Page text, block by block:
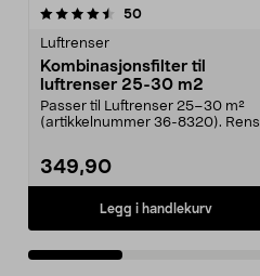
50anmeldelser
Luftrenser
Kombinasjonsfilter til
luftrenser 25-30 m2
Passer til Luftrenser 25–30 m²
(artikkelnummer 36-8320). Rens
349,90
Legg i handlekurv
4.5 av 5 stjerner